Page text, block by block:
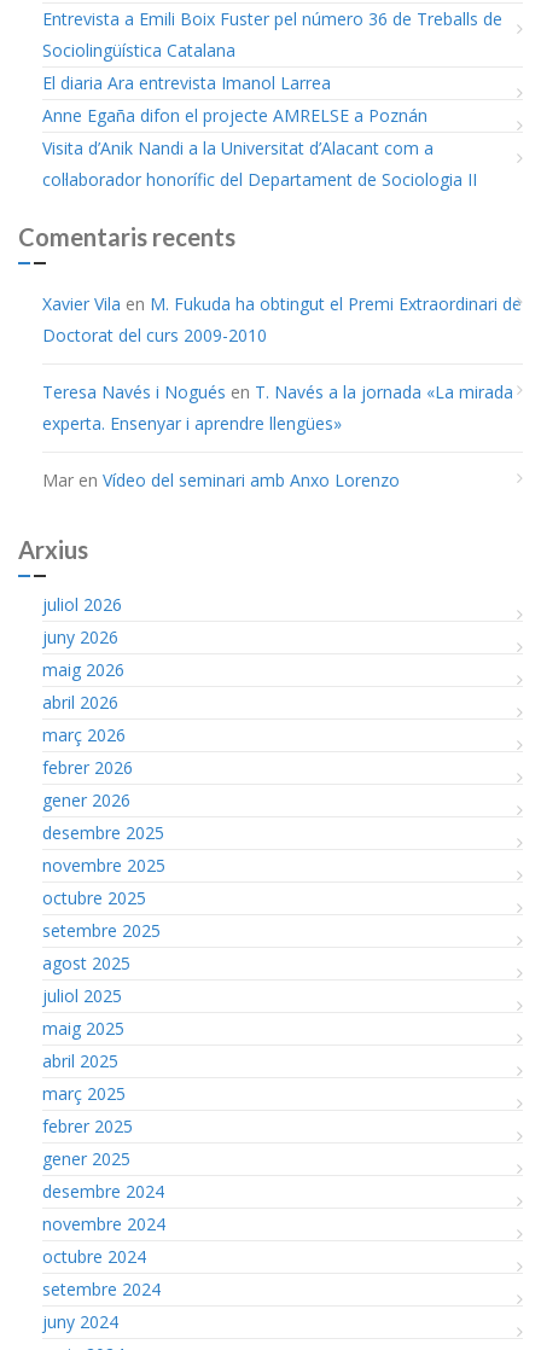
Entrevista a Emili Boix Fuster pel número 36 de Treballs de
Sociolingüística Catalana
El diaria Ara entrevista Imanol Larrea
Anne Egaña difon el projecte AMRELSE a Poznán
Visita d’Anik Nandi a la Universitat d’Alacant com a
col·laborador honorífic del Departament de Sociologia II
Comentaris recents
Xavier Vila en M. Fukuda ha obtingut el Premi Extraordinari de
Doctorat del curs 2009-2010
Teresa Navés i Nogués en T. Navés a la jornada «La mirada
experta. Ensenyar i aprendre llengües»
Mar en Vídeo del seminari amb Anxo Lorenzo
Arxius
juliol 2026
juny 2026
maig 2026
abril 2026
març 2026
febrer 2026
gener 2026
desembre 2025
novembre 2025
octubre 2025
setembre 2025
agost 2025
juliol 2025
maig 2025
abril 2025
març 2025
febrer 2025
gener 2025
desembre 2024
novembre 2024
octubre 2024
setembre 2024
juny 2024